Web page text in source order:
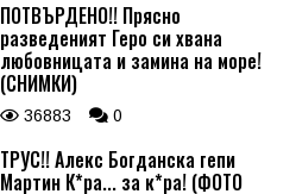
ПОТВЪРДЕНО!! Прясно
разведеният Геро си хвана
любовницата и замина на море!
(СНИМКИ)
36883 0
ТРУС!! Алекс Богданска гепи
Мартин К*ра... за к*ра! (ФОТО